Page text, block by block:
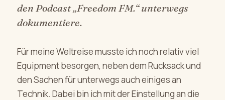
den Podcast „Freedom FM.“ unterwegs
dokumentiere.
Für meine Weltreise musste ich noch relativ viel
Equipment besorgen, neben dem Rucksack und
den Sachen für unterwegs auch einiges an
Technik. Dabei bin ich mit der Einstellung an die